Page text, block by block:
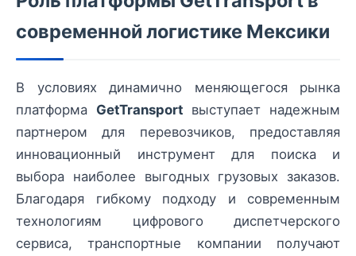
современной логистике Мексики
В условиях динамично меняющегося рынка
платформа GetTransport выступает надежным
партнером для перевозчиков, предоставляя
инновационный инструмент для поиска и
выбора наиболее выгодных грузовых заказов.
Благодаря гибкому подходу и современным
технологиям цифрового диспетчерского
сервиса, транспортные компании получают